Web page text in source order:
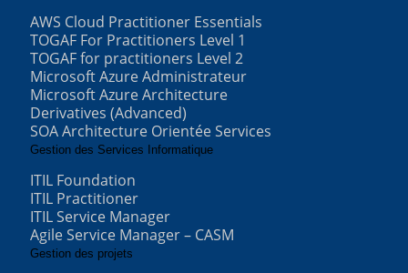
AWS Cloud Practitioner Essentials
TOGAF For Practitioners Level 1
TOGAF for practitioners Level 2
Microsoft Azure Administrateur
Microsoft Azure Architecture
Derivatives (Advanced)
SOA Architecture Orientée Services
Gestion des Services Informatique
ITIL Foundation
ITIL Practitioner
ITIL Service Manager
Agile Service Manager – CASM
Gestion des projets